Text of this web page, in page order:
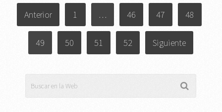
PAGINACIÓN
DE
ENTRADAS
Anterior 1 … 46 47 48
49 50 51 52 Siguiente